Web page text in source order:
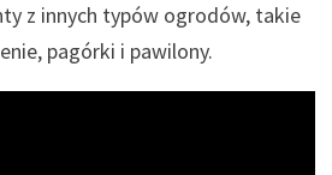
z innych typów ogrodów, takie
pagórki i pawilony.